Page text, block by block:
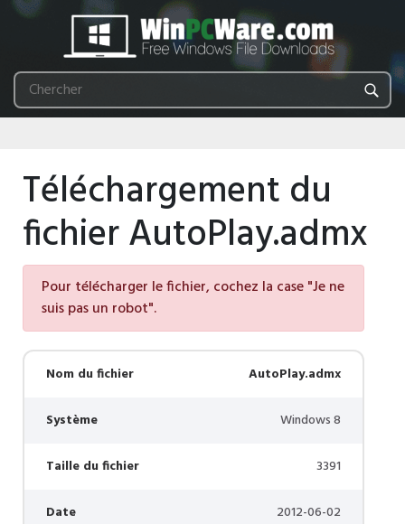
Téléchargement du
fichier AutoPlay.admx
Pour télécharger le fichier, cochez la case "Je ne
suis pas un robot".
Nom du fichier AutoPlay.admx
Système Windows 8
Taille du fichier 3391
Date 2012-06-02